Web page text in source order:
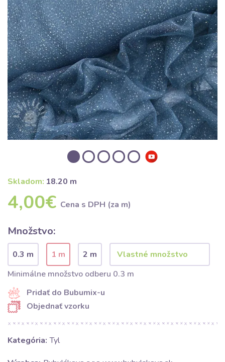
Skladom: 18.20 m
4,00€ Cena s DPH (za m)
Množstvo:
0.3 m 1 m
2 m
Minimálne množstvo odberu 0.3 m
Pridať do Bubumix-u
Objednať vzorku
Kategória: Tyl